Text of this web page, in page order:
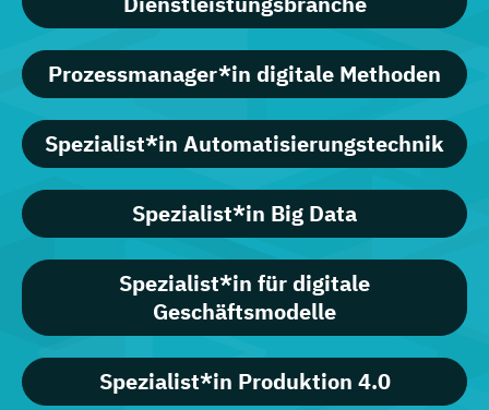
Prozessmanager*in digitale Methoden
Spezialist*in Automatisierungstechnik
Spezialist*in Big Data
Spezialist*in für digitale
Geschäftsmodelle
Spezialist*in Produktion 4.0